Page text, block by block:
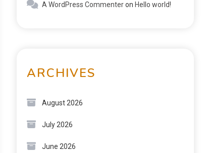
A WordPress Commenteron Hello world!
ARCHIVES
August 2026
July 2026
June 2026